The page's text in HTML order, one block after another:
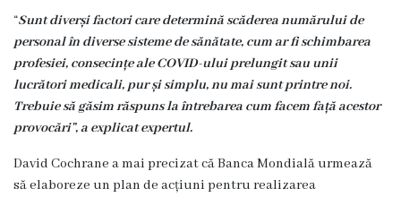
AMT
Buiucani
Servicii
Consultative
Specializate
“Sunt diverși factori care determină scăderea numărului de
personal în diverse sisteme de sănătate, cum ar fi schimbarea
profesiei, consecințe ale COVID-ului prelungit sau unii
lucrători medicali, pur și simplu, nu mai sunt printre noi.
Trebuie să găsim răspuns la întrebarea cum facem față acestor
provocări”, a explicat expertul.
David Cochrane a mai precizat că Banca Mondială urmează
să elaboreze un plan de acțiuni pentru realizarea